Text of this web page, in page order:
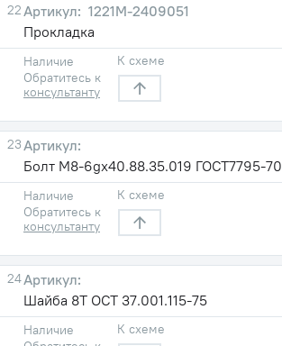
22
1221М-2409051
Прокладка
Наличие
Обратитесь к
консультанту
К схеме
23
Болт М8-6gх40.88.35.019 ГОСТ7795-70
Наличие
Обратитесь к
консультанту
К схеме
24
Шайба 8Т ОСТ 37.001.115-75
Наличие
К схеме